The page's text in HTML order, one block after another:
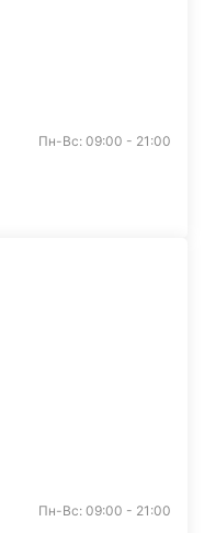
Пн-Вс: 09:00 - 21:00
Пн-Вс: 09:00 - 21:00